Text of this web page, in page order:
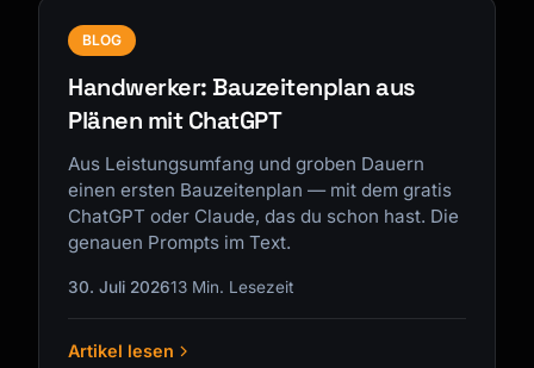
BLOG
Handwerker: Bauzeitenplan aus
Plänen mit ChatGPT
Aus Leistungsumfang und groben Dauern
einen ersten Bauzeitenplan — mit dem gratis
ChatGPT oder Claude, das du schon hast. Die
genauen Prompts im Text.
30. Juli 202613 Min. Lesezeit
Artikel lesen